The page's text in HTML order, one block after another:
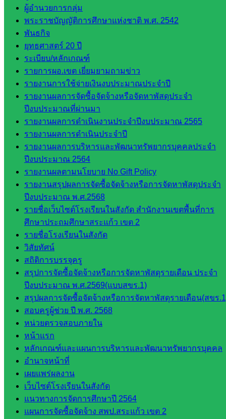
ผู้อำนวยการกลุ่ม
พระราชบัญญัติการศึกษาแห่งชาติ พ.ศ. 2542
พันธกิจ
ยุทธศาสตร์ 20 ปี
ระเบียบ/หลักเกณฑ์
รายการผอ.เขต เยี่ยมยามถามข่าว
รายงานการใช้จ่ายเงินงบประมาณประจำปี
รายงานผลการจัดซื้อจัดจ้างหรือจัดหาพัสดุประจำ
ปีงบประมาณที่ผ่านมา
รายงานผลการดำเนินงานประจำปีงบประมาณ 2565
รายงานผลการดำเนินประจำปี
รายงานผลการบริหารและพัฒนาทรัพยากรบุคคลประจำ
ปีงบประมาณ 2564
รายงานผลตามนโยบาย No Gift Policy
รายงานสรุปผลการจัดซื้อจัดจ้างหรือการจัดหาพัสดุประจำ
ปีงบประมาณ พ.ศ.2568
รายชื่อเว็บไซต์โรงเรียนในสังกัด สำนักงานเขตพื้นที่การ
ศึกษาประถมศึกษาสระแก้ว เขต 2
รายชื่อโรงเรียนในสังกัด
วิสัยทัศน์
สถิติการบรรจุครู
สรุปการจัดซื้อจัดจ้างหรือการจัดหาพัสดุรายเดือน ประจำ
ปีงบประมาณ พ.ศ.2569(แบบสขร.1)
สรุปผลการจัดซื้อจัดจ้างหรือการจัดหาพัสดุรายเดือน(สขร
สอบครูผู้ช่วย ปี พ.ศ. 2568
หน่วยตรวจสอบภายใน
หน้าแรก
หลักเกณฑ์และแผนการบริหารและพัฒนาทรัพยากรบุคคล
อำนาจหน้าที่
เผยแพร่ผลงาน
เว็บไซต์โรงเรียนในสังกัด
แนวทางการจัดการศึกษาปี 2564
แผนการจัดซื้อจัดจ้าง สพป.สระแก้ว เขต 2
ดร.สราว
ดี เพ็งศรี
โคตร
เว็บไซต์
คณะ
กรรมการ
ก.ต.ป.น.
เว็บไซต์
อ.ค.ก.ศ.เขต
พื้นที่การ
ศึกษา
ดาวน์โหลด
เอกสาร
กลุ่
มอำนวย
การ
กลุ่ม
บริหาร
งานงาน
เงินและ
สินทรัพย์
กลุ่มน
โยบาย
และแผน
กลุ่มส่ง
เสริมการ
จัดการ
ศึกษา
กลุ่ม